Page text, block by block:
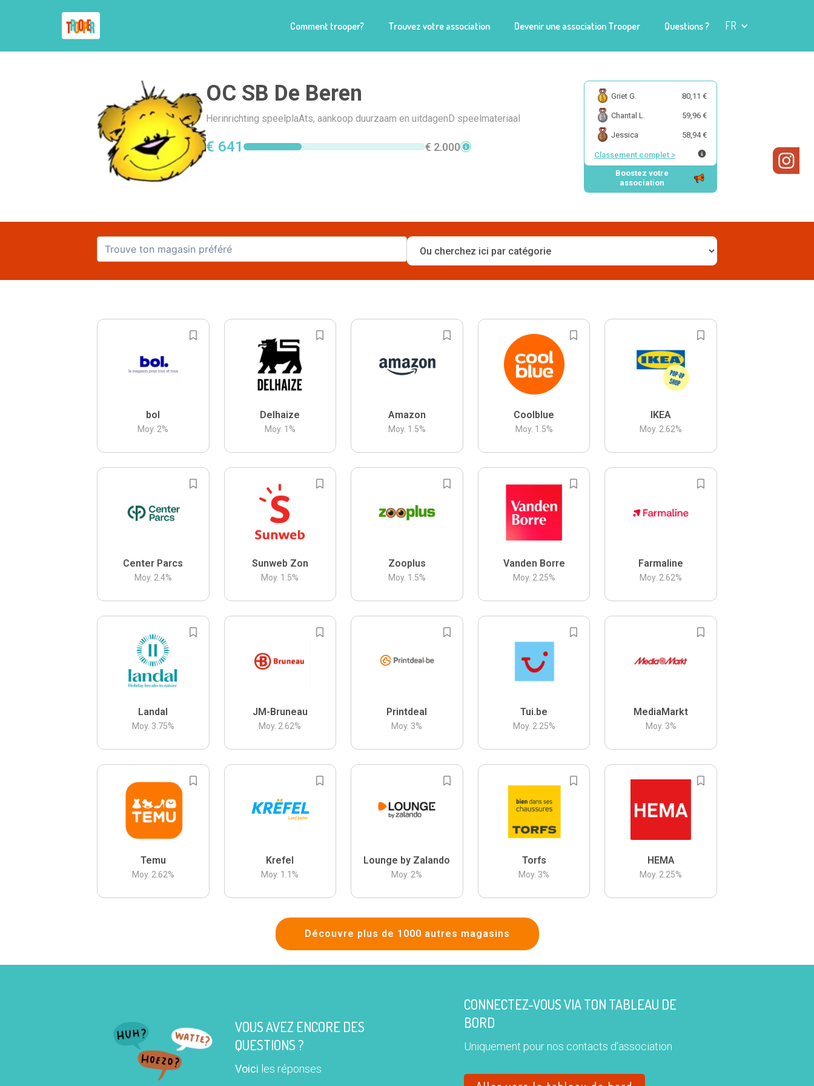
Comment trooper? Trouvez votre association Devenir une association Trooper Questions ? FR
OC SB De Beren
Herinrichting speelplaAts, aankoop duurzaam en uitdagenD speelmateriaal
€ 641 € 2.000
Griet G. 80,11 €
Chantal L. 59,96 €
Jessica 58,94 €
Classement complet >
Boostez votre
association
bol
Moy. 2%
Delhaize
Moy. 1 %
Amazon
Moy. 1.5%
Coolblue
Moy. 1.5%
IKEA
Moy. 2.62%
Center Parcs
Moy. 2.4%
Sunweb Zon
Moy. 1.5%
Zooplus
Moy. 1.5%
Vanden Borre
Moy. 2.25%
Farmaline
Moy. 2.62%
Landal
Moy. 3.75%
JM-Bruneau
Moy. 2.62%
Printdeal
Moy. 3%
Tui.be
Moy. 2.25%
MediaMarkt
Moy. 3%
Temu
Moy. 2.62%
Krefel
Moy. 1.1 %
Lounge by Zalando
Moy. 2%
Torfs
Moy. 3%
HEMA
Moy. 2.25%
Découvre plus de 1000 autres magasins
VOUS AVEZ ENCORE DES
QUESTIONS ?
Voici les réponses
CONNECTEZ-VOUS VIA TON TABLEAU DE
BORD
Uniquement pour nos contacts d'association